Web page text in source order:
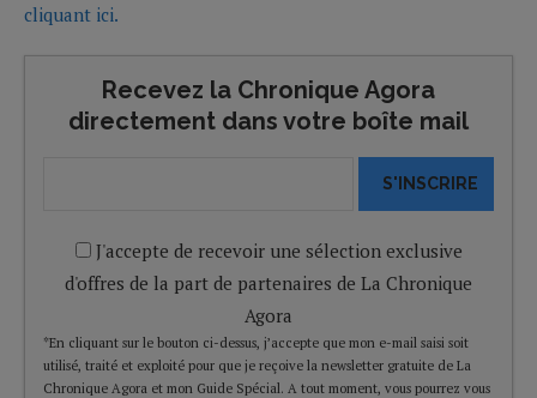
cliquant ici.
Recevez la Chronique Agora
directement dans votre boîte mail
S'INSCRIRE
J'accepte de recevoir une sélection exclusive
d'offres de la part de partenaires de La Chronique
Agora
*En cliquant sur le bouton ci-dessus, j’accepte que mon e-mail saisi soit
utilisé, traité et exploité pour que je reçoive la newsletter gratuite de La
Chronique Agora et mon Guide Spécial. A tout moment, vous pourrez vous